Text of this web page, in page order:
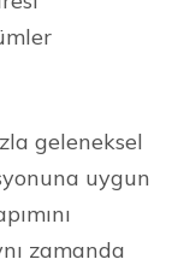
geleneksel
uygun
zamanda